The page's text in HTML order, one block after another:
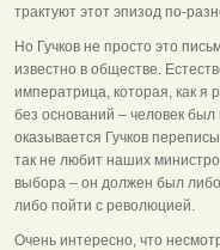
трактуют этот эпизод по-
Но Гучков не просто это
известно в обществе.
императрица, которая, как я
без оснований – человек
оказывается Гучков
так не любит наших
выбора – он должен был
либо пойти с революцией.
Очень интересно, что